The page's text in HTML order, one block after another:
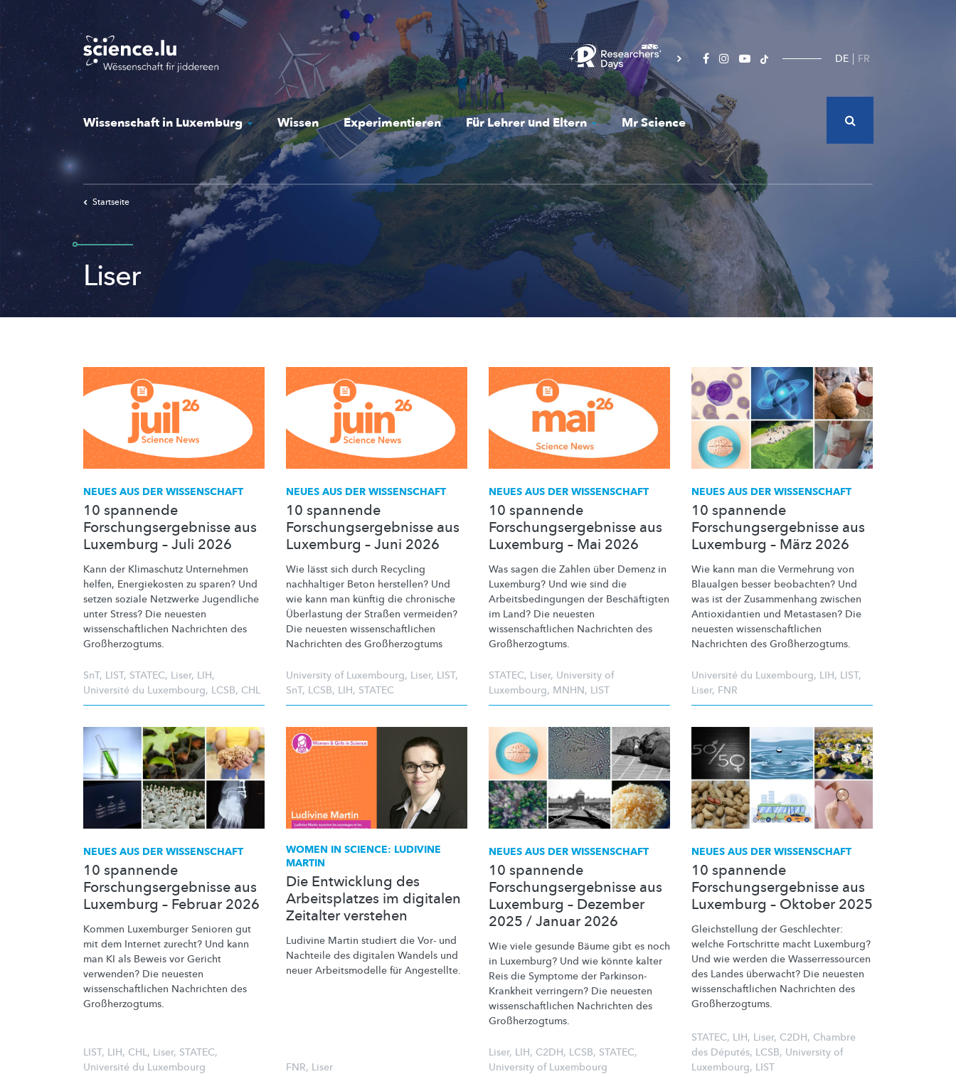
Skip
to
main
content
DE FR
Wissenschaft in Luxemburg Wissen Experimentieren Für Lehrer und Eltern Mr Science
Startseite
Liser
NEUES AUS DER WISSENSCHAFT
10 spannende
Forschungsergebnisse aus
Luxemburg – Juli 2026
Kann der Klimaschutz Unternehmen
helfen, Energiekosten zu sparen? Und
setzen soziale Netzwerke Jugendliche
unter Stress? Die neuesten
wissenschaftlichen Nachrichten des
Großherzogtums.
SnT, LIST, STATEC, Liser, LIH,
Université du Luxembourg, LCSB, CHL
NEUES AUS DER WISSENSCHAFT
10 spannende
Forschungsergebnisse aus
Luxemburg – Juni 2026
Wie lässt sich durch Recycling
nachhaltiger Beton herstellen? Und
wie kann man künftig die chronische
Überlastung der Straßen vermeiden?
Die neuesten wissenschaftlichen
Nachrichten des Großherzogtums
University of Luxembourg, Liser, LIST,
SnT, LCSB, LIH, STATEC
NEUES AUS DER WISSENSCHAFT
10 spannende
Forschungsergebnisse aus
Luxemburg – Mai 2026
Was sagen die Zahlen über Demenz in
Luxemburg? Und wie sind die
Arbeitsbedingungen der Beschäftigten
im Land? Die neuesten
wissenschaftlichen Nachrichten des
Großherzogtums.
STATEC, Liser, University of
Luxembourg, MNHN, LIST
NEUES AUS DER WISSENSCHAFT
10 spannende
Forschungsergebnisse aus
Luxemburg – März 2026
Wie kann man die Vermehrung von
Blaualgen besser beobachten? Und
was ist der Zusammenhang zwischen
Antioxidantien und Metastasen? Die
neuesten wissenschaftlichen
Nachrichten des Großherzogtums.
Université du Luxembourg, LIH, LIST,
Liser, FNR
NEUES AUS DER WISSENSCHAFT
10 spannende
Forschungsergebnisse aus
Luxemburg – Februar 2026
Kommen Luxemburger Senioren gut
mit dem Internet zurecht? Und kann
man KI als Beweis vor Gericht
verwenden? Die neuesten
wissenschaftlichen Nachrichten des
Großherzogtums.
LIST, LIH, CHL, Liser, STATEC,
Université du Luxembourg
WOMEN IN SCIENCE: LUDIVINE
MARTIN
Die Entwicklung des
Arbeitsplatzes im digitalen
Zeitalter verstehen
Ludivine Martin studiert die Vor- und
Nachteile des digitalen Wandels und
neuer Arbeitsmodelle für Angestellte.
FNR, Liser
NEUES AUS DER WISSENSCHAFT
10 spannende
Forschungsergebnisse aus
Luxemburg – Dezember
2025 / Januar 2026
Wie viele gesunde Bäume gibt es noch
in Luxemburg? Und wie könnte kalter
Reis die Symptome der Parkinson-
Krankheit verringern? Die neuesten
wissenschaftlichen Nachrichten des
Großherzogtums.
Liser, LIH, C2DH, LCSB, STATEC,
University of Luxembourg
NEUES AUS DER WISSENSCHAFT
10 spannende
Forschungsergebnisse aus
Luxemburg – Oktober 2025
Gleichstellung der Geschlechter:
welche Fortschritte macht Luxemburg?
Und wie werden die Wasserressourcen
des Landes überwacht? Die neuesten
wissenschaftlichen Nachrichten des
Großherzogtums.
STATEC, LIH, Liser, C2DH, Chambre
des Députés, LCSB, University of
Luxembourg, LIST